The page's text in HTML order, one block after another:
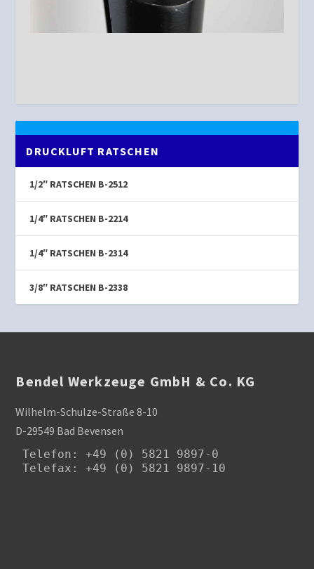
DRUCKLUFT RATSCHEN
1/2″ RATSCHEN B-2512
1/4″ RATSCHEN B-2214
1/4″ RATSCHEN B-2314
3/8″ RATSCHEN B-2338
Bendel Werkzeuge GmbH & Co. KG
Wilhelm-Schulze-Straße 8-10
D-29549 Bad Bevensen
Telefon : +49 (0) 5821 9897-0
Telefax: +49 (0) 5821 9897-10